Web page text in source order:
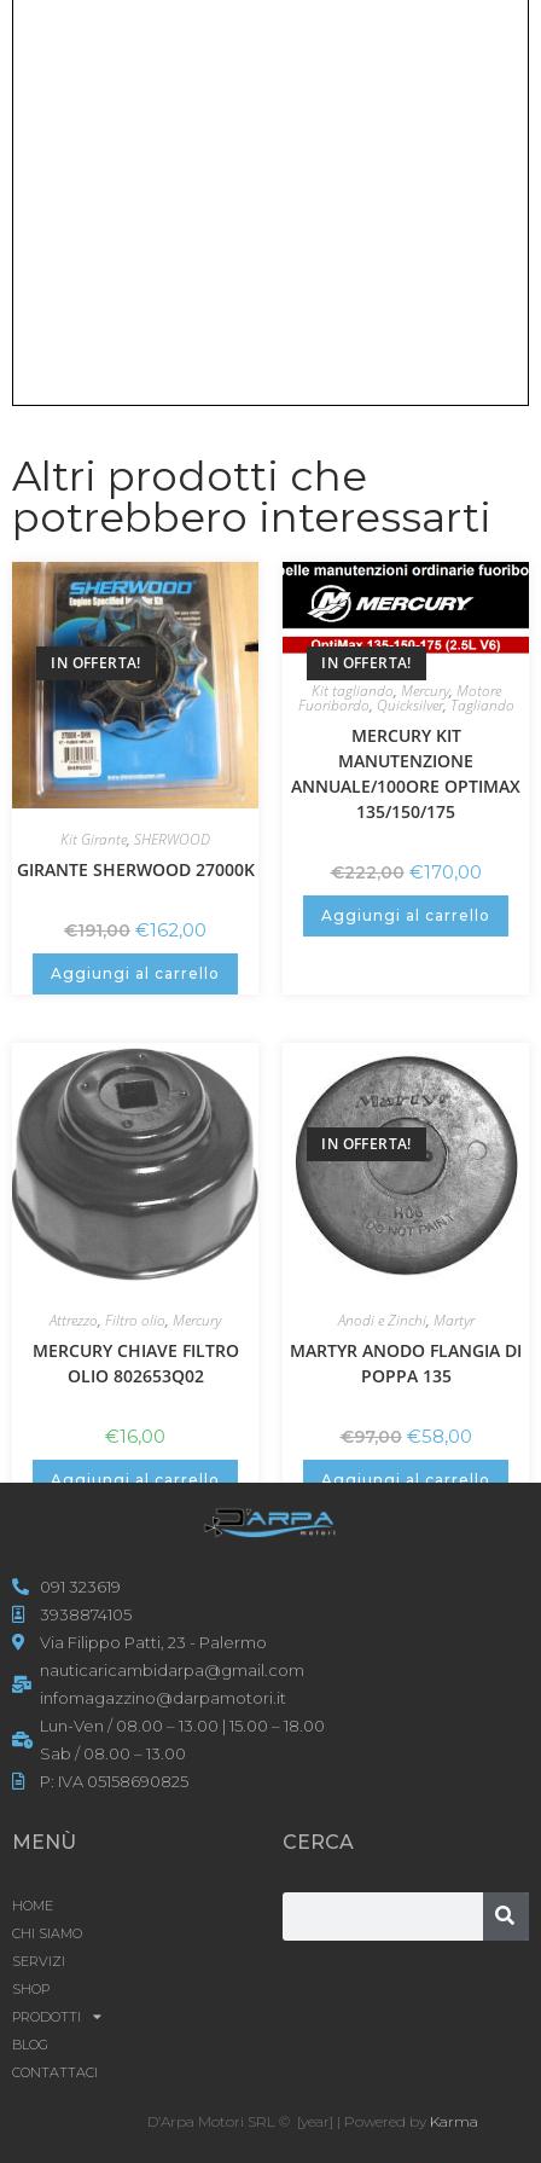
Altri prodotti che
potrebbero interessarti
IN OFFERTA!
Kit Girante, SHERWOOD
GIRANTE SHERWOOD 27000K
€191,00 €162,00
Aggiungi al carrello
IN OFFERTA!
Kit tagliando, Mercury, Motore
Fuoribordo, Quicksilver,Tagliando
MERCURY KIT
MANUTENZIONE
ANNUALE/100ORE OPTIMAX
135/150/175
€222,00 €170,00
Aggiungi al carrello
Attrezzo, Filtro olio, Mercury
MERCURY CHIAVE FILTRO
OLIO 802653Q02
€16,00
Aggiungi al carrello
IN OFFERTA!
Anodi e Zinchi, Martyr
MARTYR ANODO FLANGIA DI
POPPA 135
€97,00 €58,00
Aggiungi al carrello
091 323619
3938874105
Via Filippo Patti, 23 - Palermo
nauticaricambidarpa@gmail.com
infomagazzino@darpamotori.it
Lun-Ven / 08.00 – 13.00 | 15.00 – 18.00
Sab / 08.00 – 13.00
P: IVA 05158690825
MENÙ
HOME
CHI SIAMO
SERVIZI
SHOP
PRODOTTI
BLOG
CONTATTACI
CERCA
D’Arpa Motori SRL © [year] | Powered by Karma